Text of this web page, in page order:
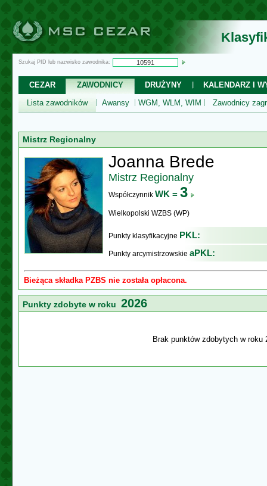
Szukaj PID lub nazwisko zawodnika:
CEZAR ZAWODNICY DRUŻYNY
KALENDARZ I
Lista zawodników
Awansy WGM, WLM, WIM Zawodnicy
Mistrz Regionalny
Joanna Brede
Mistrz Regionalny
Współczynnik WK = 3
Wielkopolski WZBS (WP)
Punkty klasyfikacyjne PKL:
Punkty arcymistrzowskie aPKL:
Bieżąca składka PZBS nie została opłacona.
Punkty zdobyte w roku 2026
Brak punktów zdobytych w roku